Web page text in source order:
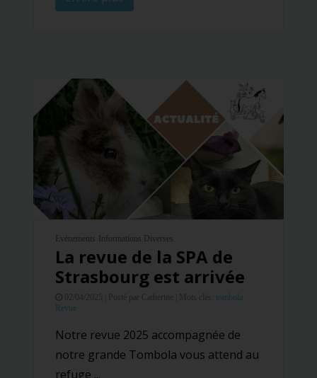
Evènements Informations Diverses
La revue de la SPA de
Strasbourg est arrivée
Posté par Catherine | Mots clés: tombola
Revue
Notre revue 2025 accompagnée de
notre grande Tombola vous attend au
refuge ...